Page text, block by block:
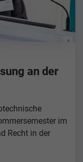
an der
im
Recht in der